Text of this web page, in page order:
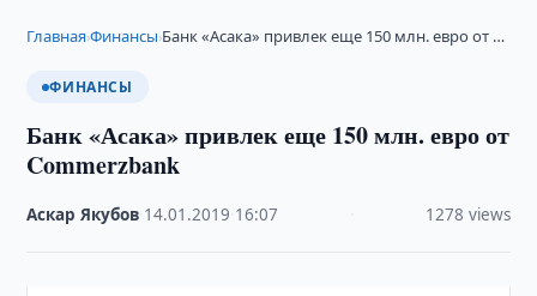
Главная›Финансы›Банк «Асака» привлек еще 150 млн. евро от …
ФИНАНСЫ
Банк «Асака» привлек еще 150 млн. евро от
Commerzbank
Аскар Якубов 14.01.2019 16:07 1278 views